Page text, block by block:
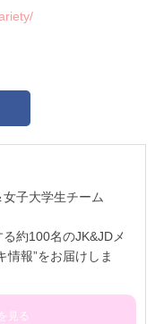
子大学生チーム
約100名のJK&JDメ
情報”をお届けしま
見る